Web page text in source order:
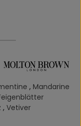
, Mandarine
, Vetiver